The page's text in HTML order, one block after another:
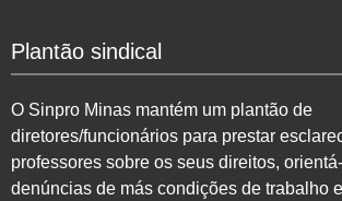
Plantão sindical
O Sinpro Minas mantém um plantão de
diretores/funcionários para prestar
professores sobre os seus direitos,
denúncias de más condições de trabalho